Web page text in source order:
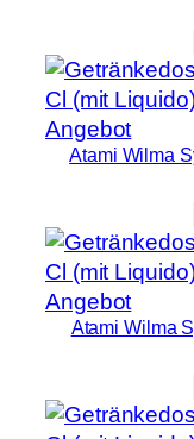
Angebot
im
Atami Wilma
Angebot
im
Atami Wilma